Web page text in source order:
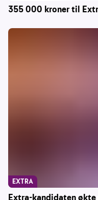
355 000 kroner til
EXTRA